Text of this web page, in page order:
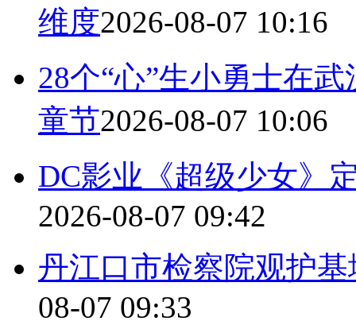
维度2026-08-07 10:16
28个“心”生小勇士在
童节2026-08-07 10:06
DC影业《超级少女》
2026-08-07 09:42
丹江口市检察院观护
08-07 09:33